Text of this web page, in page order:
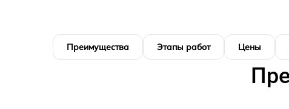
Преимущества Этапы работ Цены